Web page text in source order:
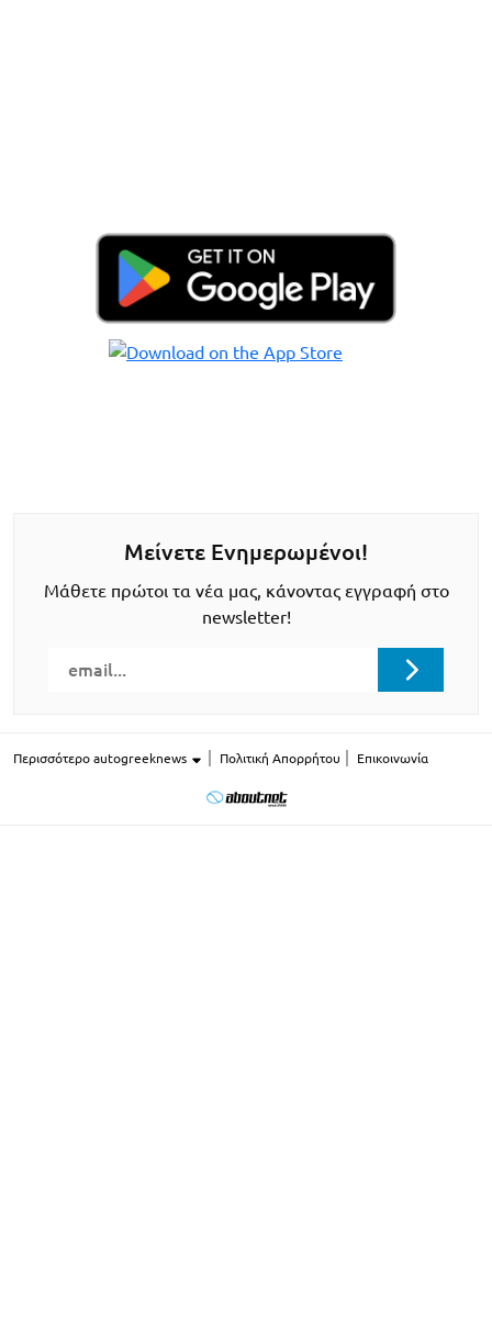
Μείνετε Ενημερωμένοι!
Μάθετε πρώτοι τα νέα μας, κάνοντας εγγραφή στο
newsletter!
Περισσότερο autogreeknews Πολιτική Απορρήτου Επικοινωνία